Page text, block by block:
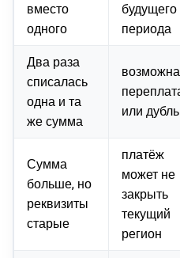
вместо
одного
будущего
периода
Два раза
списалась
одна и та
же сумма
возможна
или дубль
Сумма
больше, но
реквизиты
старые
платёж
может не
закрыть
текущий
регион